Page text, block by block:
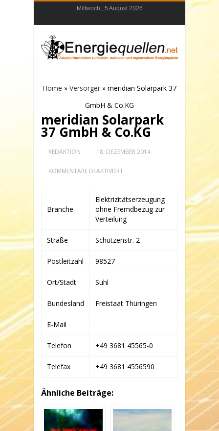
Mittwoch , 5 August 2026
Home » Versorger » meridian Solarpark 37
GmbH & Co.KG
meridian Solarpark
37 GmbH & Co.KG
REDAKTION 18. DEZEMBER 2014
KOMMENTARE DEAKTIVIERTFÜR
GMBH
&
CO.KG
Branche
Elektrizitätserzeugung
ohne Fremdbezug zur
Verteilung
Straße Schützenstr. 2
Postleitzahl 98527
Ort/Stadt Suhl
Bundesland Freistaat Thüringen
E-Mail
Telefon +49 3681 45565-0
Telefax +49 3681 4556590
Ähnliche Beiträge: